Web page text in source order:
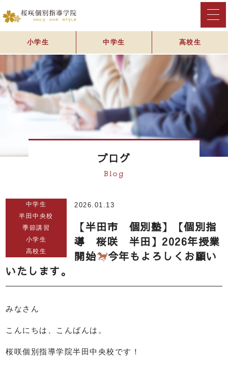
小学生 中学生 高校生
ブログ
Blog
中学生
半田中央校
季節講習
小学生
高校生
2026.01.13
【半田市 個別塾】【個別指
導 桜咲 半田】2026年授業
開始
今年もよろしくお願い
いたします。
みなさん
こんにちは、こんばんは。
桜咲個別指導学院半田中央校です！